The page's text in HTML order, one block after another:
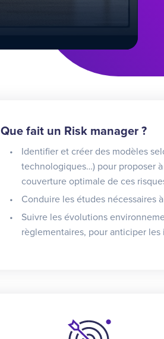
Que fait un Risk manager ?
Identifier et créer des modèles
technologiques…) pour proposer
couverture optimale de ces
Conduire les études nécessaires
Suivre les évolutions
règlementaires, pour anticiper